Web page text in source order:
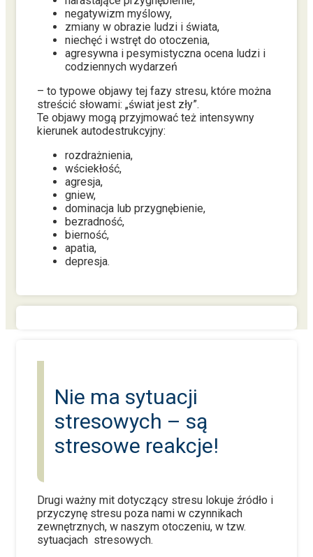
negatywizm myślowy,
zmiany w obrazie ludzi i świata,
niechęć i wstręt do otoczenia,
agresywna i pesymistyczna ocena ludzi i
codziennych wydarzeń
– to typowe objawy tej fazy stresu, które można
streścić słowami: „świat jest zły”.
Te objawy mogą przyjmować też intensywny
kierunek autodestrukcyjny:
rozdrażnienia,
wściekłość,
agresja,
gniew,
dominacja lub przygnębienie,
bezradność,
bierność,
apatia,
depresja.
Nie ma sytuacji
stresowych – są
stresowe reakcje!
Drugi ważny mit dotyczący stresu lokuje źródło i
przyczynę stresu poza nami w czynnikach
zewnętrznych, w naszym otoczeniu, w tzw.
sytuacjach stresowych.